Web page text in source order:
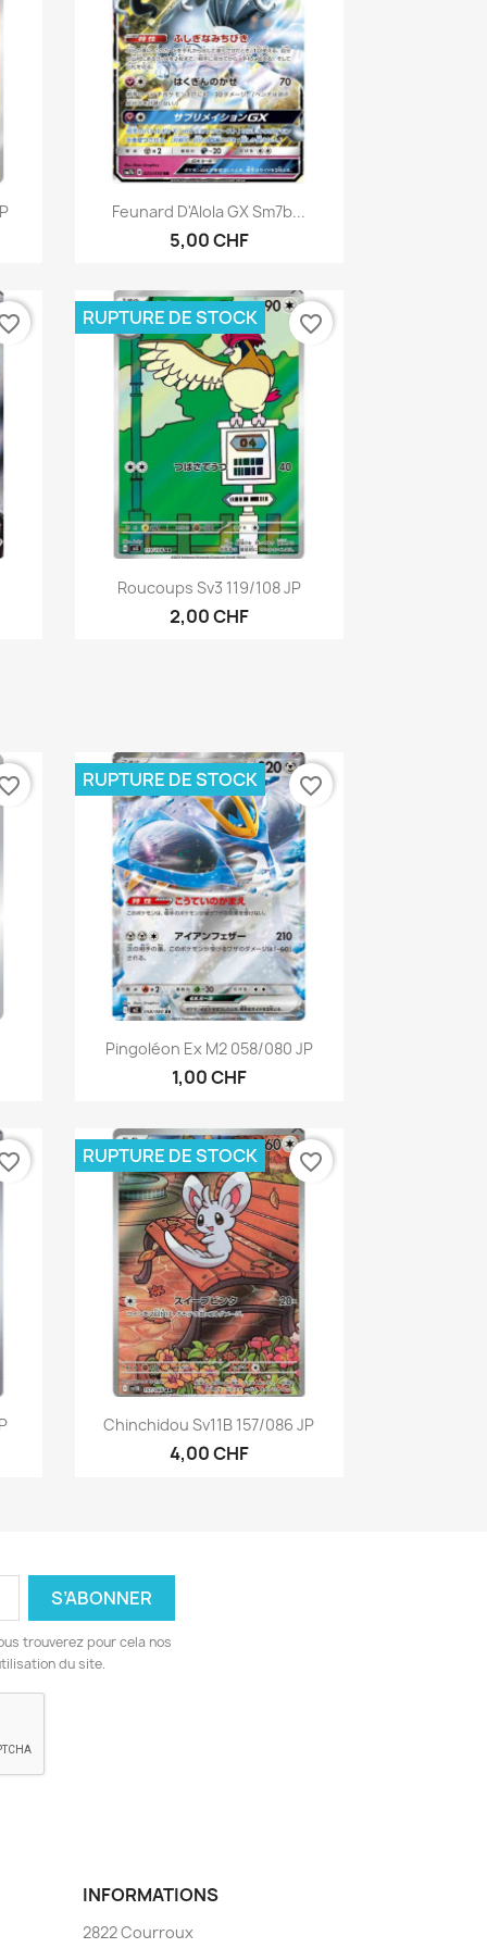
Aperçu rapide
Feunard D'Alola GX Sm7b...
5,00 CHF
Aperçu rapide
Roucoups Sv3 119/108 JP
2,00 CHF
RUPTURE DE STOCK favorite_border
Aperçu rapide
Pingoléon Ex M2 058/080 JP
1,00 CHF
RUPTURE DE STOCK favorite_border
Aperçu rapide
Chinchidou Sv11B 157/086 JP
4,00 CHF
RUPTURE DE STOCK favorite_border
trouverez pour cela nos
du site.
INFORMATIONS
2822 Courroux